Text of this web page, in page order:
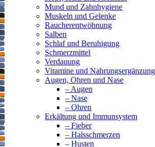
Mund und Zahnhygiene
Muskeln und Gelenke
Raucherentwöhnung
Salben
Schlaf und Beruhigung
Schmerzmittel
Verdauung
Vitamine und
Augen, Ohren und Nase
– Augen
– Nase
– Ohren
Erkältung und Immunsystem
– Fieber
– Halsschmerzen
– Husten